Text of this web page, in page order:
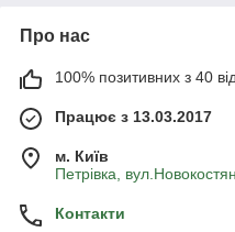
для кухні.
до гарнітурів і
Ми пропонуємо наступні
куточки;
столи;
Про нас
100% позитивних з 40
Працює з 13.03.2017
м. Київ
Петрівка,
Контакти